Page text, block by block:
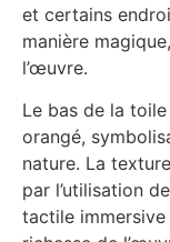
et certains
manière
l’œuvre.
Le bas de la
orangé,
nature. La
par l’utilisation
tactile